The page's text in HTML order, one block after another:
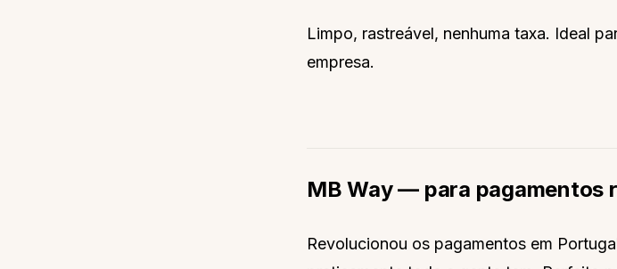
Limpo, rastreável, nenhuma taxa. Ideal
empresa.
MB Way — para pagamentos
Revolucionou os pagamentos em